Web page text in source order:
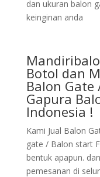
dan ukuran balon
keinginan anda
Botol dan
Balon
Gapura
Indonesia !
Kami Jual Balon
gate / Balon start
bentuk apapun.
pemesanan di